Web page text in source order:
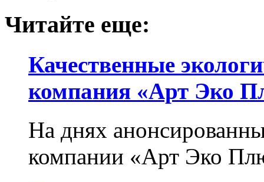
Читайте еще:
Качественные
компания «Арт Эко
На днях
компании «Арт Эко